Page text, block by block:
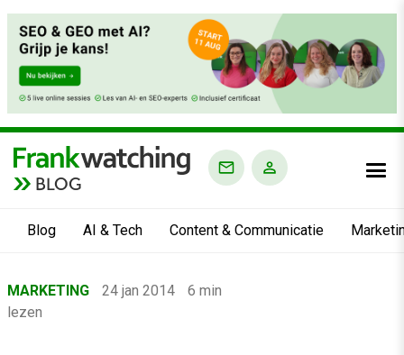
BLOG
Blog AI & Tech Content & Communicatie
›MARKETING 24 jan 2014
6 min
lezen